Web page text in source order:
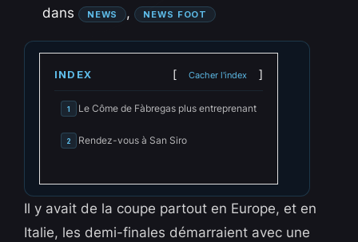
dans NEWS , NEWS FOOT
INDEX Cacher l'index
1 Le Côme de Fàbregas plus entreprenant
2 Rendez-vous à San Siro
Il y avait de la coupe partout en Europe, et en
Italie, les demi-finales démarraient avec une